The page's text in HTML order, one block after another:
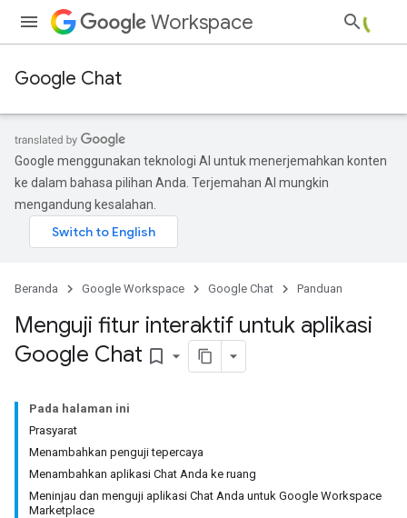
Workspace
Google Chat
Google menggunakan teknologi AI untuk menerjemahkan konten
ke dalam bahasa pilihan Anda. Terjemahan AI mungkin
mengandung kesalahan.
Beranda Google Workspace Google Chat Panduan
Menguji fitur interaktif untuk aplikasi
Google Chat bookmark_border
Pada halaman ini
Prasyarat
Menambahkan penguji tepercaya
Menambahkan aplikasi Chat Anda ke ruang
Meninjau dan menguji aplikasi Chat Anda untuk Google Workspace
Marketplace